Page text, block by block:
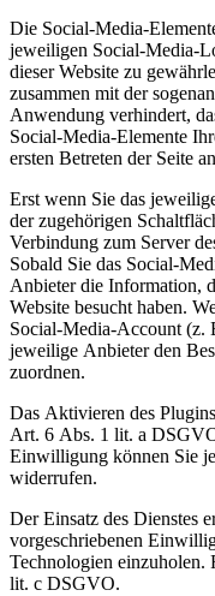
Die Social-Media-
jeweiligen Social-Media-
dieser Website zu
zusammen mit der
Anwendung verhindert,
Social-Media-Elemente
ersten Betreten der Seite
Erst wenn Sie das
der zugehörigen
Verbindung zum Server
Sobald Sie das Social-
Anbieter die Information,
Website besucht haben.
Social-Media-Account (z.
jeweilige Anbieter den
zuordnen.
Das Aktivieren des
Art. 6 Abs. 1 lit. a
Einwilligung können Sie
widerrufen.
Der Einsatz des Dienstes
vorgeschriebenen
Technologien einzuholen.
lit. c DSGVO.